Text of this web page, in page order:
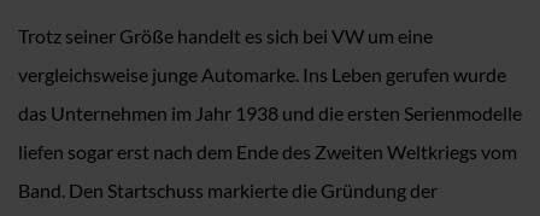
Trotz seiner Größe handelt es sich bei VW um eine
vergleichsweise junge Automarke. Ins Leben gerufen wurde
das Unternehmen im Jahr 1938 und die ersten Serienmodelle
liefen sogar erst nach dem Ende des Zweiten Weltkriegs vom
Band. Den Startschuss markierte die Gründung der